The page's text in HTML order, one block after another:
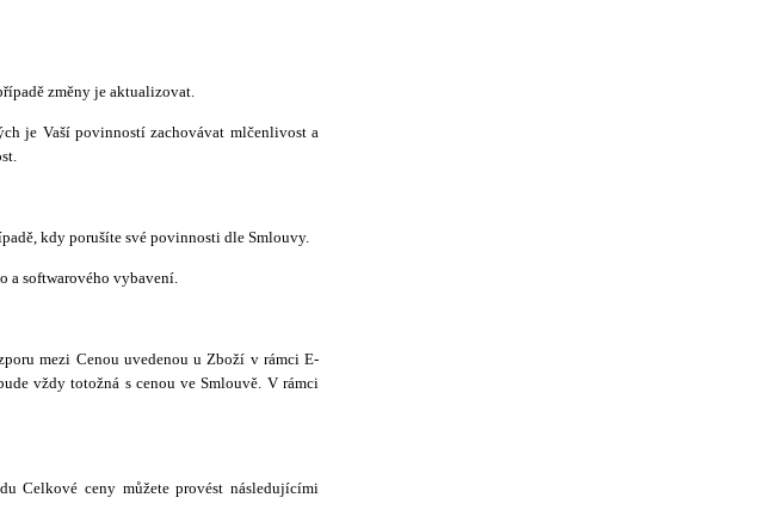
změny je aktualizovat.
je Vaší povinností zachovávat mlčenlivost a
kdy porušíte své povinnosti dle Smlouvy.
a softwarového vybavení.
mezi Cenou uvedenou u Zboží v rámci E-
vždy totožná s cenou ve Smlouvě. V rámci
Celkové ceny můžete provést následujícími